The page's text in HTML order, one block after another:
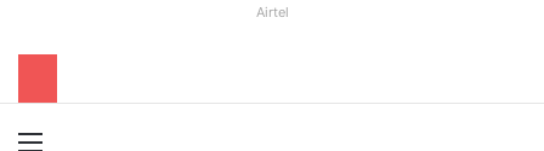
Airtel